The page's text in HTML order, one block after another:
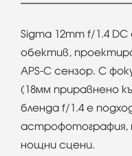
Sigma 12mm f/1.4
обектив,
APS-C сензор. С
(18мм приравнено
бленда f/1.4 е
астрофотография,
нощни сцени.